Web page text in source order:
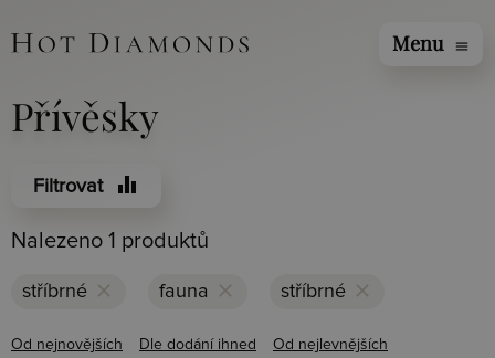
Menu menu
Přívěsky
Filtrovat equalizer
Nalezeno 1 produktů
stříbrné clear fauna clear stříbrné clear
Od nejnovějších Dle dodání ihned Od nejlevnějších